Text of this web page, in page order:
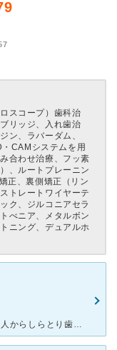
スコープ）歯科治
リッジ、入れ歯治
ン、ラバーダム、
CAMシステムを用
合わせ治療、フッ素
、ルートプレーニン
正、裏側矯正（リン
トレートワイヤーテ
ク、ジルコニアセラ
べニア、メタルボン
ニング、デュアルホ
親知らずが痛み、友人に相談したところ、友人からしらとり歯科は痛くないよ！と聞いて予約しました。 人気の病院のようで、なかなか予約がとれなかったです。 中はとても綺麗で清潔感がありました。 初診で